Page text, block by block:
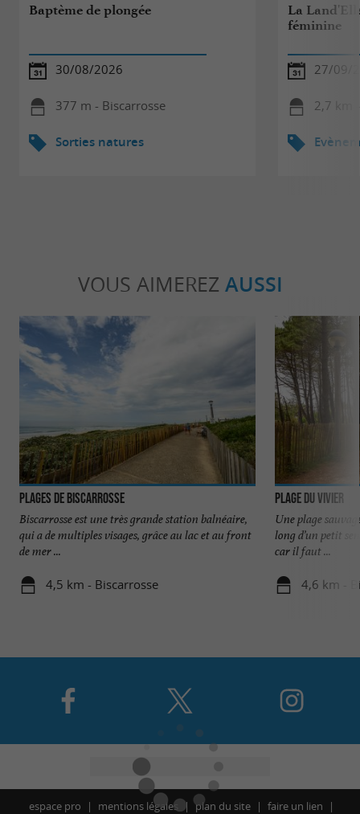
Baptème de plongée
30/08/2026
377 m - Biscarrosse
Sorties natures
La
féminine
27/09/
2,7 km
VOUS AIMEREZ AUSSI
Plages de Biscarrosse
Biscarrosse est une très grande station balnéaire,
qui a de multiples visages, grâce au lac et au front
de mer ...
4,5 km - Biscarrosse
Plage du Vivier
Une plage
long d’un petit
car il faut ...
4,6 km -
espace pro mentions légales plan du site faire un lien